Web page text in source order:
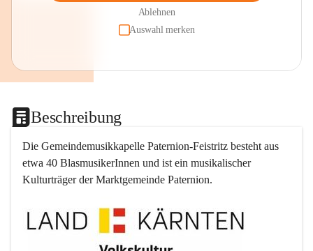
Ablehnen
Auswahl merken
Beschreibung
Die Gemeindemusikkapelle Paternion-Feistritz besteht aus
etwa 40 BlasmusikerInnen und ist ein musikalischer
Kulturträger der Marktgemeinde Paternion.